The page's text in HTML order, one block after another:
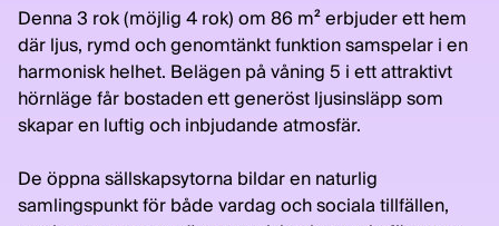
Denna 3 rok (möjlig 4 rok) om 86 m² erbjuder ett hem
där ljus, rymd och genomtänkt funktion samspelar i en
harmonisk helhet. Belägen på våning 5 i ett attraktivt
hörnläge får bostaden ett generöst ljusinsläpp som
skapar en luftig och inbjudande atmosfär.
De öppna sällskapsytorna bildar en naturlig
samlingspunkt för både vardag och sociala tillfällen,